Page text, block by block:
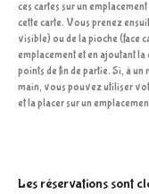
ces cartes sur un
cette carte. Vous prenez
visible) ou de la pioche (face
emplacement et en ajoutant
points de fin de partie. Si, à
main, vous pouvez utiliser
et la placer sur un
Les réservations sont